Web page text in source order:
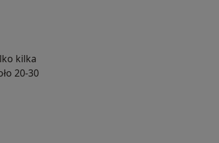
kilka
20-30